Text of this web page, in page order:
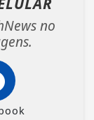
no